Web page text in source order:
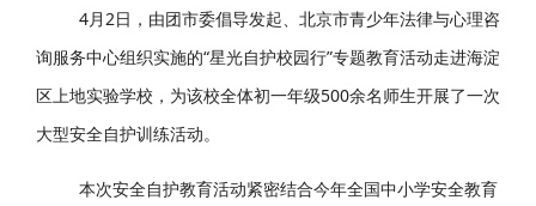
4月2日，由团市委倡导发起、北京市青少年法律与心理咨
询服务中心组织实施的“星光自护校园行”专题教育活动走进海淀
区上地实验学校，为该校全体初一年级500余名师生开展了一次
大型安全自护训练活动。
本次安全自护教育活动紧密结合今年全国中小学安全教育